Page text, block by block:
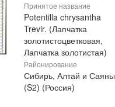
Принятое название
Potentilla chrysantha
Trevir. (Лапчатка
золотистоцветковая,
Лапчатка золотистая)
Районирование
Сибирь, Алтай и Саяны
(S2) (Россия)